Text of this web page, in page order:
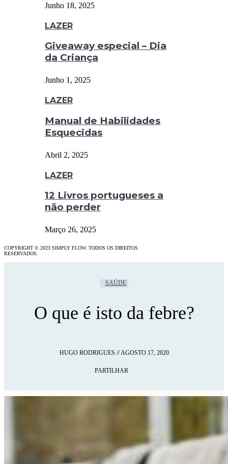
Junho 18, 2025
LAZER
Giveaway especial – Dia
da Criança
Junho 1, 2025
LAZER
Manual de Habilidades
Esquecidas
Abril 2, 2025
LAZER
12 Livros portugueses a
não perder
Março 26, 2025
COPYRIGHT © 2023 SIMPLY FLOW. TODOS OS DIREITOS
RESERVADOS.
SAÚDE
O que é isto da febre?
HUGO RODRIGUES //AGOSTO 17, 2020
PARTILHAR